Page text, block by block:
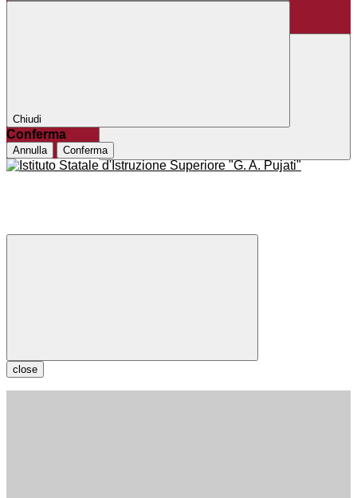
Chiudi
Conferma
Annulla Conferma
close